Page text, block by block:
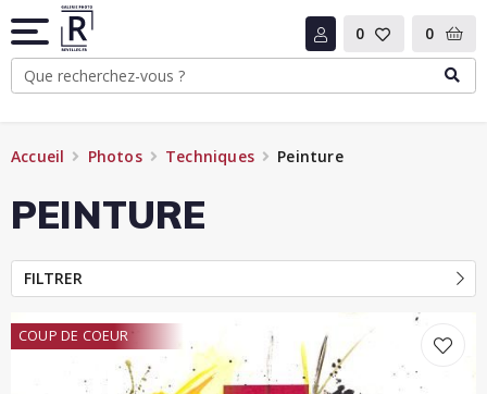
0 0
Accueil Photos Techniques Peinture
PEINTURE
FILTRER
COUP DE COEUR